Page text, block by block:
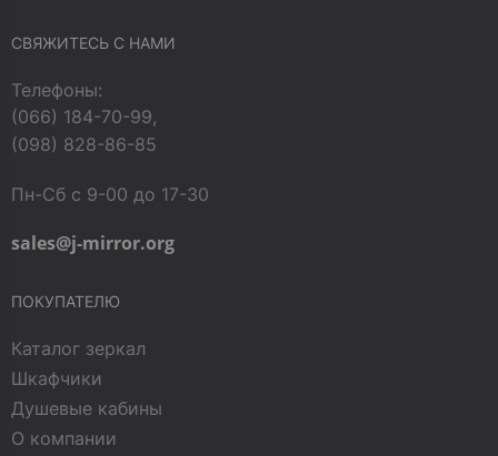
СВЯЖИТЕСЬ С НАМИ
Телефоны:
(066) 184-70-99,
(098) 828-86-85
Пн-Сб с 9-00 до 17-30
sales@j-mirror.org
ПОКУПАТЕЛЮ
Каталог зеркал
Шкафчики
Душевые кабины
О компании